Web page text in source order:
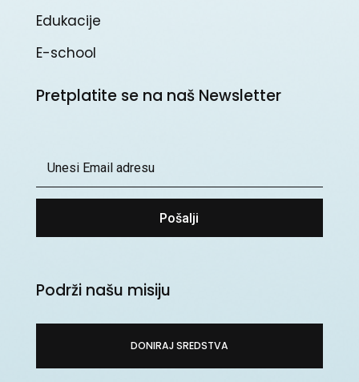
Edukacije
E-school
Pretplatite se na naš Newsletter
Pošalji
Podrži našu misiju
DONIRAJ SREDSTVA